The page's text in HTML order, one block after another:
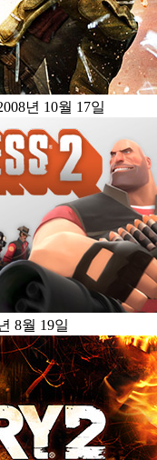
년 10월 17일
8월 19일